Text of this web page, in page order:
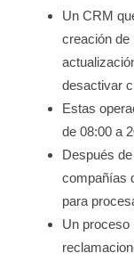
Un CRM
creación de
desactivar
Estas
de 08:00 a
Después
compañías
para
Un proceso